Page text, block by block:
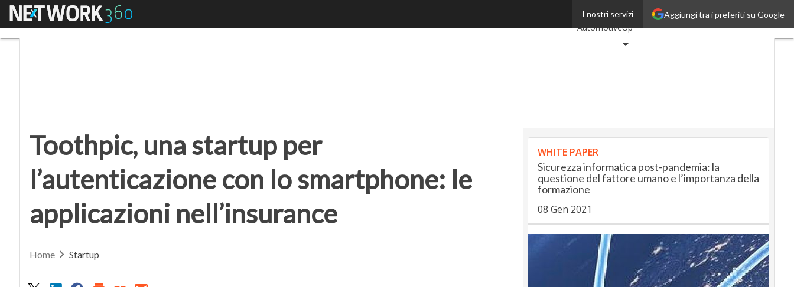
Aggiungi tra i preferiti su Google
I nostri servizi
Menu
Ultimi articoli
AutomotiveUp
Proptech
Startup
Toothpic, una startup per
l’autenticazione con lo smartphone: le
applicazioni nell’insurance
Home Startup
WHITE PAPER
Sicurezza informatica post-pandemia: la
questione del fattore umano e l’importanza della
formazione
08 Gen 2021